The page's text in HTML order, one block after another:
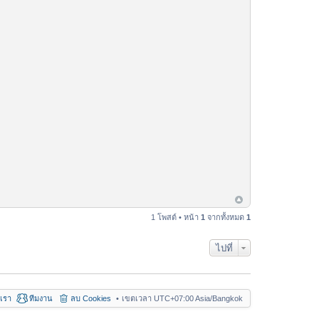
1 โพสต์ • หน้า 1 จากทั้งหมด 1
ไปที่
เขตเวลา UTC+07:00 Asia/Bangkok
ลบ Cookies
ทีมงาน
รา